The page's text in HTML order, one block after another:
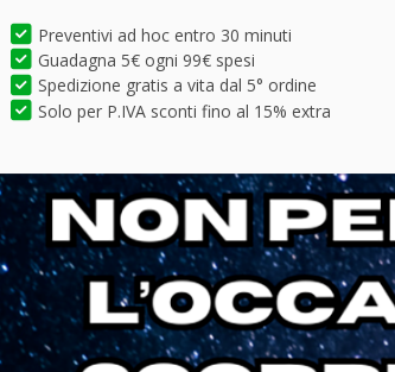
Preventivi ad hoc entro 30 minuti
Guadagna 5€ ogni 99€ spesi
Spedizione gratis a vita dal 5° ordine
Solo per P.IVA sconti fino al 15% extra